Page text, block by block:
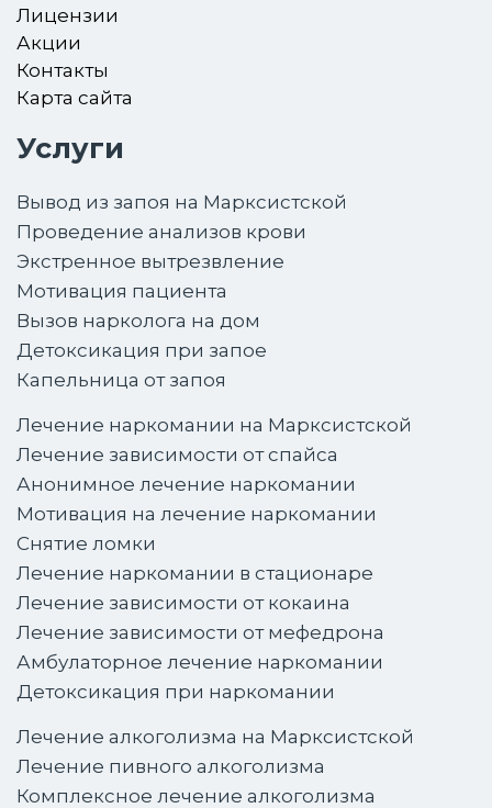
Лицензии
Акции
Контакты
Карта сайта
Услуги
Вывод из запоя на Марксистской
Проведение анализов крови
Экстренное вытрезвление
Мотивация пациента
Вызов нарколога на дом
Детоксикация при запое
Капельница от запоя
Лечение наркомании на Марксистской
Лечение зависимости от спайса
Анонимное лечение наркомании
Мотивация на лечение наркомании
Снятие ломки
Лечение наркомании в стационаре
Лечение зависимости от кокаина
Лечение зависимости от мефедрона
Амбулаторное лечение наркомании
Детоксикация при наркомании
Лечение алкоголизма на Марксистской
Лечение пивного алкоголизма
Комплексное лечение алкоголизма